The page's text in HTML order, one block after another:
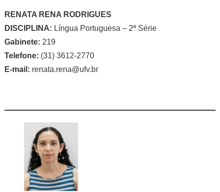
RENATA RENA RODRIGUES
DISCIPLINA: Língua Portuguesa – 2ª Série
Gabinete: 219
Telefone: (31) 3612-2770
E-mail: renata.rena@ufv.br